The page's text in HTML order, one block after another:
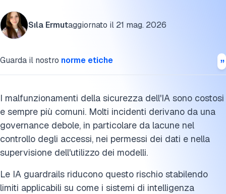
Contattaci
Sıla Ermutaggiornato il 21 mag. 2026
Guarda il nostro norme etiche
I malfunzionamenti della sicurezza dell'IA sono costosi
e sempre più comuni. Molti incidenti derivano da una
governance debole, in particolare da lacune nel
controllo degli accessi, nei permessi dei dati e nella
supervisione dell'utilizzo dei modelli.
Le IA guardrails riducono questo rischio stabilendo
limiti applicabili su come i sistemi di intelligenza
Red teaming: come i principali laboratori stressano i
modelli prima della distribuzione
Vantaggi delle IA guardrails
FAQ
Cita questa ricerca